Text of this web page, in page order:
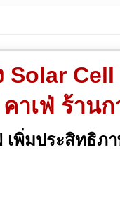
Solar Cell
าเฟ่ ร้าน
พิ่มประสิทธิภ